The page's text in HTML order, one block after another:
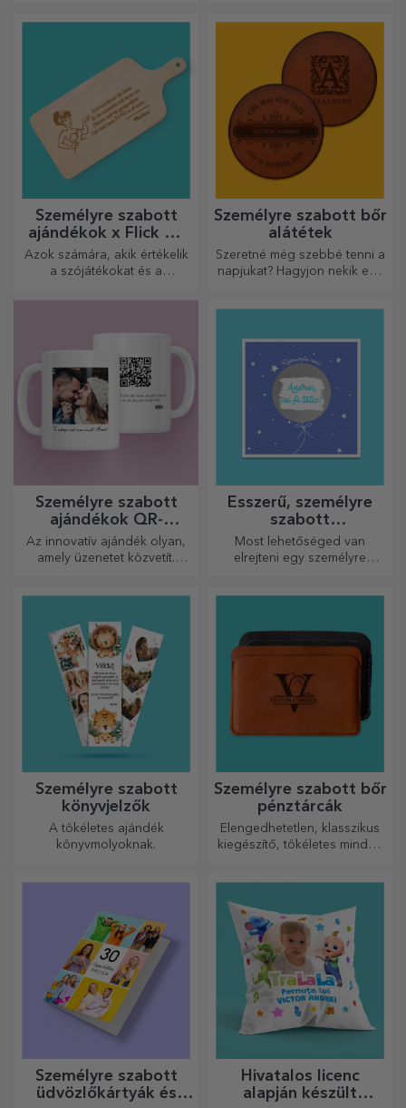
kedvenced!
Személyre szabott
ajándékok x Flick Mr
Rima
Azok számára, akik értékelik
a szójátékokat és a
Személyre szabott bőr
alátétek
Szeretné még szebbé tenni a
napjukat? Hagyjon nekik egy
Személyre szabott
ajándékok QR-
kódokkal
Az innovatív ajándék olyan,
amely üzenetet közvetít.
legegyedibb reakciókat
váltsa ki!
Ésszerű, személyre
szabott
üdvözlőkártyák és
kártyák
Most lehetőséged van
elrejteni egy személyre
Személyre szabott
könyvjelzők
A tökéletes ajándék
könyvmolyoknak.
Személyre szabott bőr
pénztárcák
Elengedhetetlen, klasszikus
kiegészítő, tökéletes minden
Személyre szabott
üdvözlőkártyák és
Hivatalos licenc
alapján készült